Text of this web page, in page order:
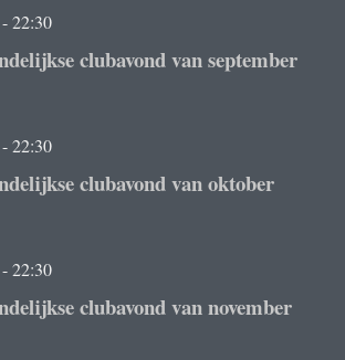
-22:30
clubavond van september
-22:30
clubavond van oktober
-22:30
clubavond van november